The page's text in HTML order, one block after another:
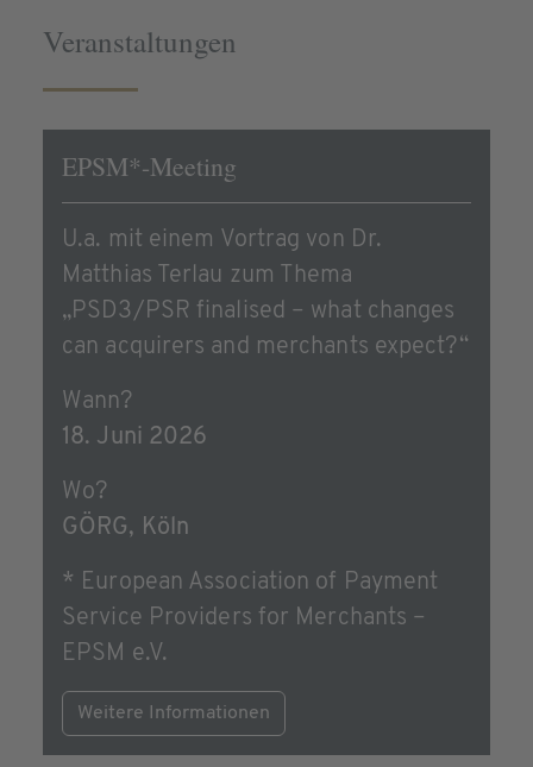
Veranstaltungen
EPSM*-Meeting
U.a. mit einem Vortrag von Dr.
Matthias Terlau zum Thema
„PSD3/PSR finalised – what changes
can acquirers and merchants expect?“
Wann?
18. Juni 2026
Wo?
GÖRG, Köln
* European Association of Payment
Service Providers for Merchants –
EPSM e.V.
Weitere Informationen